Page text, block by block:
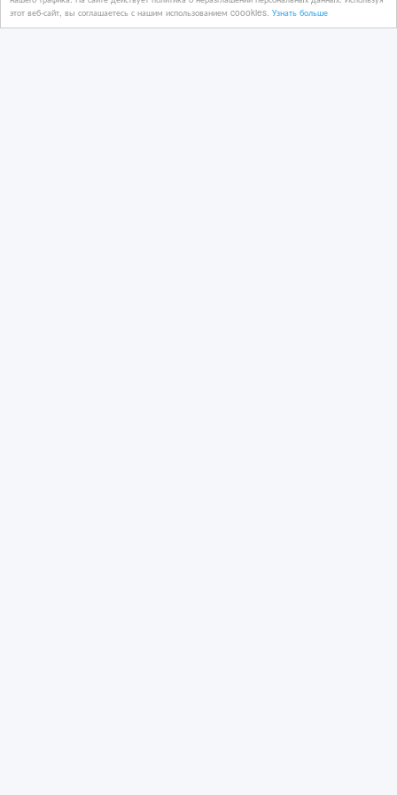
этот веб-сайт, вы соглашаетесь с нашим использованием coookies. Узнать больше
Казахстан, Алматы